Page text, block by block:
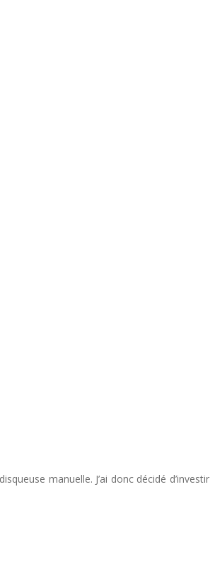
manuelle. J’ai donc décidé d’investir